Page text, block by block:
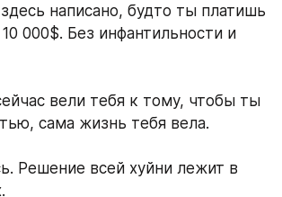
написано, будто ты платишь
000$. Без инфантильности и
вели тебя к тому, чтобы ты
сама жизнь тебя вела.
Решение всей хуйни лежит в